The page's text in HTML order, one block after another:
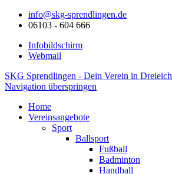
info@skg-sprendlingen.de
06103 - 604 666
Infobildschirm
Webmail
SKG Sprendlingen - Dein Verein in Dreieich
Navigation überspringen
Home
Vereinsangebote
Sport
Ballsport
Fußball
Badminton
Handball